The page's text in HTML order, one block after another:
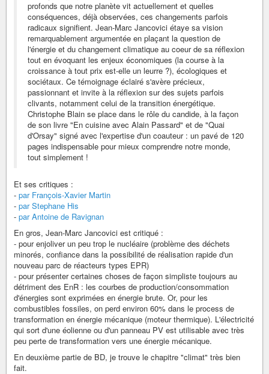
profonds que notre planète vit actuellement et quelles
conséquences, déjà observées, ces changements parfois
radicaux signifient. Jean-Marc Jancovici étaye sa vision
remarquablement argumentée en plaçant la question de
l'énergie et du changement climatique au coeur de sa réflexion
tout en évoquant les enjeux économiques (la course à la
croissance à tout prix est-elle un leurre ?), écologiques et
sociétaux. Ce témoignage éclairé s'avère précieux,
passionnant et invite à la réflexion sur des sujets parfois
clivants, notamment celui de la transition énergétique.
Christophe Blain se place dans le rôle du candide, à la façon
de son livre "En cuisine avec Alain Passard" et de "Quai
d'Orsay" signé avec l'expertise d'un coauteur : un pavé de 120
pages indispensable pour mieux comprendre notre monde,
tout simplement !
Et ses critiques :
- par François-Xavier Martin
- par Stephane His
- par Antoine de Ravignan
En gros, Jean-Marc Jancovici est critiqué :
- pour enjoliver un peu trop le nucléaire (problème des déchets
minorés, confiance dans la possibilité de réalisation rapide d'un
nouveau parc de réacteurs types EPR)
- pour présenter certaines choses de façon simpliste toujours au
détriment des EnR : les courbes de production/consommation
d'énergies sont exprimées en énergie brute. Or, pour les
combustibles fossiles, on perd environ 60% dans le process de
transformation en énergie mécanique (moteur thermique). L'électricité
qui sort d'une éolienne ou d'un panneau PV est utilisable avec très
peu perte de transformation vers une énergie mécanique.
En deuxième partie de BD, je trouve le chapitre "climat" très bien
fait.